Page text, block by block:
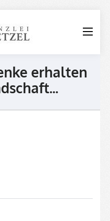
Steuerkanzlei
Wetzel
erhalten